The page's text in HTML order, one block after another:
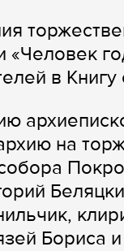
«Человек
в Книгу
на
Бориса